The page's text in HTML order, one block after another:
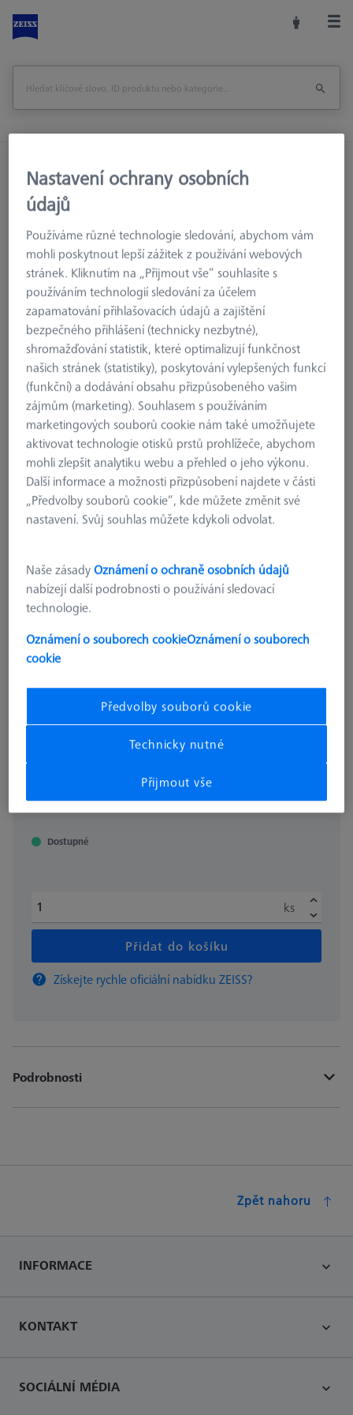
Příslušenství strojů
Optická 3D Metrologie
Referenční značky
Referenční značky
Referenční značky 5,0 mm, bílé, nekódované, se střední
adhezní silou, 3000 kusů
Vytisknout stránku
Zpět na
REFERENČNÍ ZNAČKY
Referenční značky 5,0 mm, bílé,
nekódované, se střední adhezní
silou, 3000 kusů
€ 180.00 bez DPH
Dostupné
ks
Přidat do košíku
Získejte rychle oficiální nabídku ZEISS?
Podrobnosti
Zpět nahoru
INFORMACE
KONTAKT
SOCIÁLNÍ MÉDIA
Nastavení ochrany osobních
údajů
Používáme různé technologie sledování, abychom vám
mohli poskytnout lepší zážitek z používání webových
stránek. Kliknutím na „Přijmout vše“ souhlasíte s
používáním technologií sledování za účelem
zapamatování přihlašovacích údajů a zajištění
bezpečného přihlášení (technicky nezbytné),
shromažďování statistik, které optimalizují funkčnost
našich stránek (statistiky), poskytování vylepšených funkcí
(funkční) a dodávání obsahu přizpůsobeného vašim
zájmům (marketing). Souhlasem s používáním
marketingových souborů cookie nám také umožňujete
aktivovat technologie otisků prstů prohlížeče, abychom
mohli zlepšit analytiku webu a přehled o jeho výkonu.
Další informace a možnosti přizpůsobení najdete v části
„Předvolby souborů cookie“, kde můžete změnit své
nastavení. Svůj souhlas můžete kdykoli odvolat.
Naše zásadyOznámení o ochraně osobních údajů
nabízejí další podrobnosti o používání sledovací
technologie.
Oznámení o souborech cookieOznámení o souborech
cookie
Předvolby souborů cookie
Technicky nutné
Přijmout vše